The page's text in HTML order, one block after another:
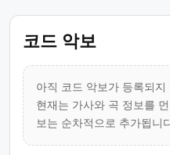
코드 악보
아직 코드 악보가 등록되지
현재는 가사와 곡 정보를
보는 순차적으로 추가됩니